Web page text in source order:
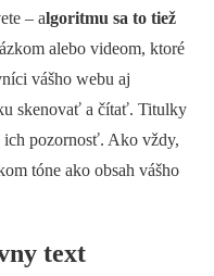
– algoritmu sa to tiež
alebo videom, ktoré
vášho webu aj
skenovať a čítať. Titulky
ich pozornosť. Ako vždy,
tóne ako obsah vášho
text